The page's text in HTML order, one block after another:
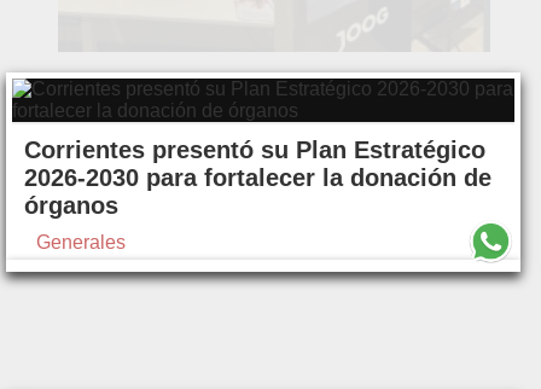
Corrientes presentó su Plan Estratégico
2026-2030 para fortalecer la donación de
órganos
Generales